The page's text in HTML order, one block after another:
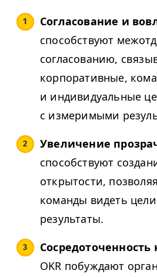
Согласование и
способствуют
согласованию,
корпоративные,
и индивидуальные
с измеримыми
Увеличение
способствуют
открытости,
команды видеть
результаты.
Сосредоточенность
OKR побуждают